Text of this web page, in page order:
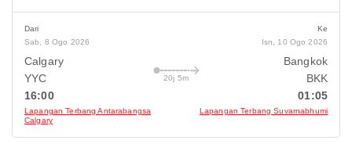
Dari
Sab, 8 Ogo 2026
Calgary
YYC
16:00
Lapangan Terbang Antarabangsa
Calgary
20j 5m
Ke
Isn, 10 Ogo 2026
Bangkok
BKK
01:05
Lapangan Terbang Suvarnabhumi